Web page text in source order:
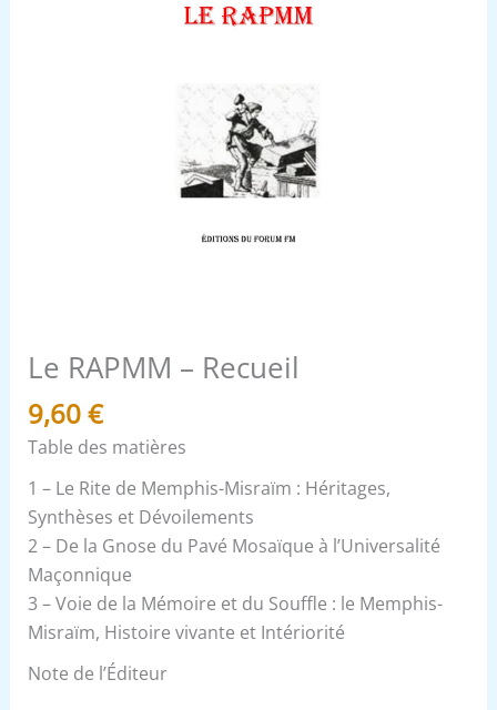
Le RAPMM – Recueil
9,60€
Table des matières
1 – Le Rite de Memphis-Misraïm : Héritages,
Synthèses et Dévoilements
2 – De la Gnose du Pavé Mosaïque à l’Universalité
Maçonnique
3 – Voie de la Mémoire et du Souffle : le Memphis-
Misraïm, Histoire vivante et Intériorité
Note de l’Éditeur